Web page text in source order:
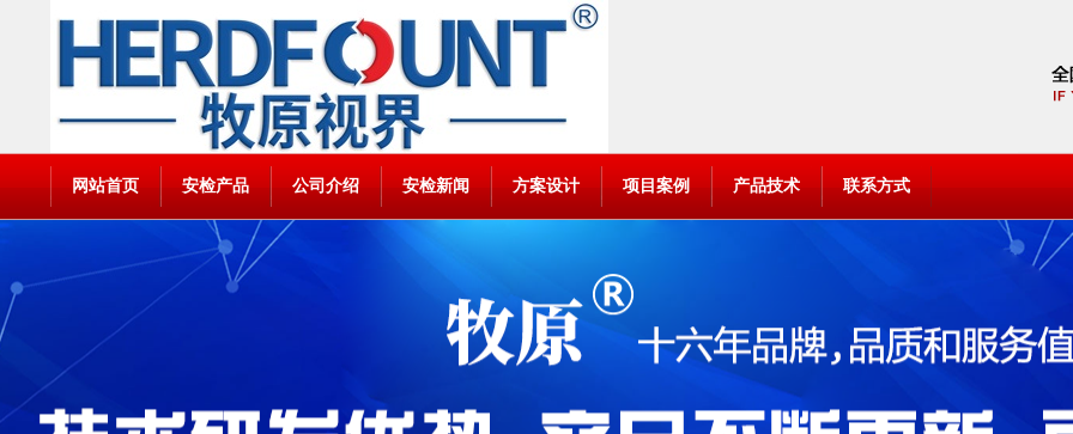
网站首页 安检产品 公司介绍 安检新闻 方案设计 项目案例 产品技术 联系方式